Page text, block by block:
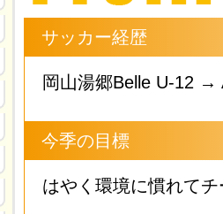
サッカー経歴
岡山湯郷Belle U-12 →
今季の目標
はやく環境に慣れて